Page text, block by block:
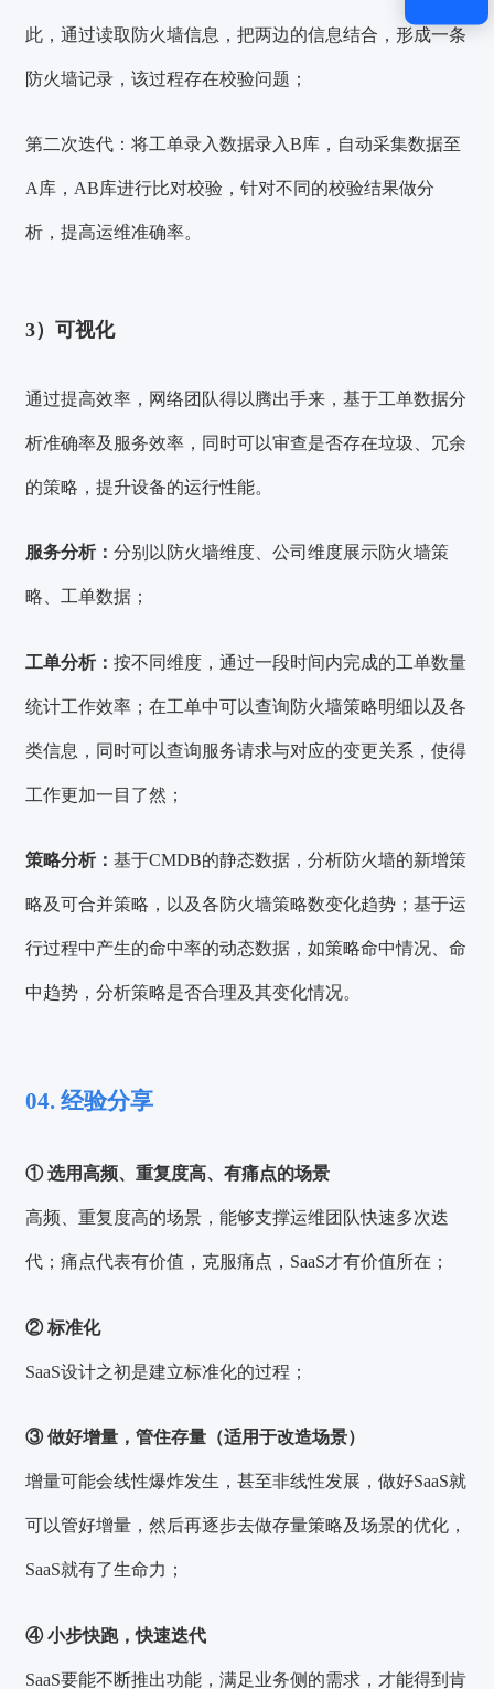
此，通过读取防火墙信息，把两边的信息结合，形成一条
防火墙记录，该过程存在校验问题；
第二次迭代：将工单录入数据录入B库，自动采集数据至
A库，AB库进行比对校验，针对不同的校验结果做分
析，提高运维准确率。
3）可视化
通过提高效率，网络团队得以腾出手来，基于工单数据分
析准确率及服务效率，同时可以审查是否存在垃圾、冗余
的策略，提升设备的运行性能。
服务分析：分别以防火墙维度、公司维度展示防火墙策
略、工单数据；
工单分析：按不同维度，通过一段时间内完成的工单数量
统计工作效率；在工单中可以查询防火墙策略明细以及各
类信息，同时可以查询服务请求与对应的变更关系，使得
工作更加一目了然；
策略分析：基于CMDB的静态数据，分析防火墙的新增策
略及可合并策略，以及各防火墙策略数变化趋势；基于运
行过程中产生的命中率的动态数据，如策略命中情况、命
中趋势，分析策略是否合理及其变化情况。
04. 经验分享
① 选用高频、重复度高、有痛点的场景
高频、重复度高的场景，能够支撑运维团队快速多次迭
代；痛点代表有价值，克服痛点，SaaS才有价值所在；
② 标准化
SaaS设计之初是建立标准化的过程；
③ 做好增量，管住存量（适用于改造场景）
增量可能会线性爆炸发生，甚至非线性发展，做好SaaS就
可以管好增量，然后再逐步去做存量策略及场景的优化，
SaaS就有了生命力；
④ 小步快跑，快速迭代
SaaS要能不断推出功能，满足业务侧的需求，才能得到肯